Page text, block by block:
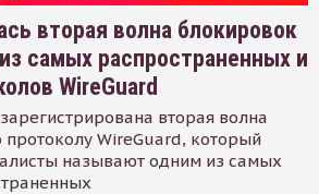
вторая волна блокировок
самых распространенных и
WireGuard
вторая волна
протоколу WireGuard, который
называют одним из самых